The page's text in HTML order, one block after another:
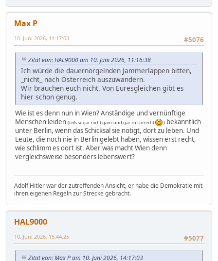
Max P
#5076
10. Juni 2026, 14:17:03
Zitat von: HAL9000 am 10. Juni 2026, 11:16:38
Ich würde die dauernörgelnden Jammerlappen bitten,
_nicht_ nach Österreich auszuwandern.
Wir brauchen euch nicht. Von Euresgleichen gibt es
hier schon genug.
Wie ist es denn nun in Wien? Anständige und vernünftige
Menschen leiden (teils sogar nicht ganz und gar zu Unrecht ) bekanntlich
unter Berlin, wenn das Schicksal sie nötigt, dort zu leben. Und
Leute, die noch nie in Berlin gelebt haben, wissen erst recht,
wie schlimm es dort ist. Aber was macht Wien denn
vergleichsweise besonders lebenswert?
Adolf Hitler war der zutreffenden Ansicht, er habe die Demokratie mit
ihren eigenen Regeln zur Strecke gebracht.
HAL9000
#5077
10. Juni 2026, 15:44:25
Zitat von: Max P am 10. Juni 2026, 14:17:03